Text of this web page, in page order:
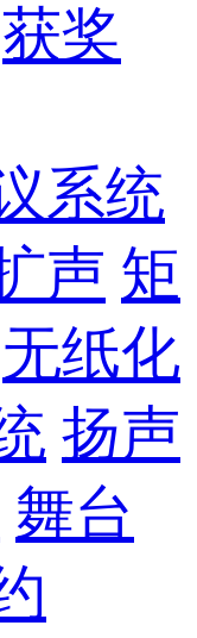
获奖
系统
声 矩
无纸化
扬声
舞台